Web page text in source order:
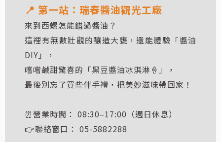
📍 第一站： 瑞春醬油觀光工廠
來到西螺怎能錯過醬油？
這裡有無數壯觀的釀造大甕，還能體驗「醬油
DIY」，
嚐嚐鹹甜驚喜的「黑豆醬油冰淇淋🍦」，
最後別忘了買些伴手禮，把美妙滋味帶回家！
⏰營業時間： 08:30–17:00（週日休息）
👉聯絡窗口： 05-5882288